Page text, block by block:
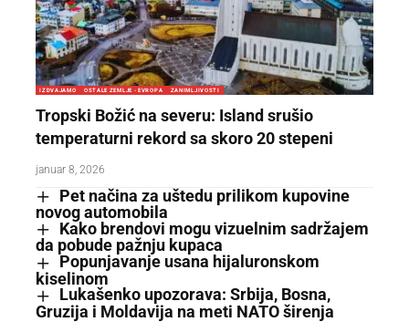
IZDVAJAMO OSTALE ZEMLJE - EVROPA ZANIMLJIVOSTI
Tropski Božić na severu: Island srušio
temperaturni rekord sa skoro 20 stepeni
januar 8, 2026
Pet načina za uštedu prilikom kupovine
novog automobila
Kako brendovi mogu vizuelnim sadržajem
da pobude pažnju kupaca
Popunjavanje usana hijaluronskom
kiselinom
Lukašenko upozorava: Srbija, Bosna,
Gruzija i Moldavija na meti NATO širenja